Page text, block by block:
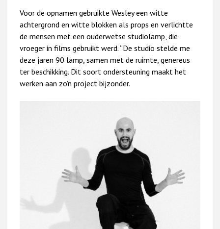
Voor de opnamen gebruikte Wesley een witte
achtergrond en witte blokken als props en verlichtte
de mensen met een ouderwetse studiolamp, die
vroeger in films gebruikt werd. “De studio stelde me
deze jaren 90 lamp, samen met de ruimte, genereus
ter beschikking. Dit soort ondersteuning maakt het
werken aan zo’n project bijzonder.